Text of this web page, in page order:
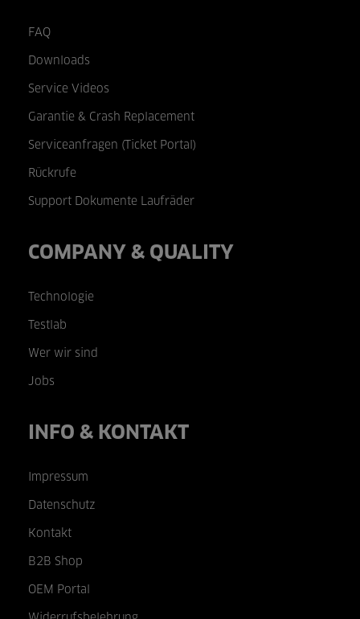
FAQ
Downloads
Service Videos
Garantie & Crash Replacement
Serviceanfragen (Ticket Portal)
Rückrufe
Support Dokumente Laufräder
COMPANY & QUALITY
Technologie
Testlab
Wer wir sind
Jobs
INFO & KONTAKT
Impressum
Datenschutz
Kontakt
B2B Shop
OEM Portal